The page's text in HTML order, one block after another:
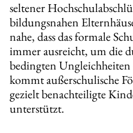
seltener
bildungsnahen
nahe, dass das formale
immer ausreicht, um die
bedingten
kommt außerschulische
gezielt benachteiligte
unterstützt.